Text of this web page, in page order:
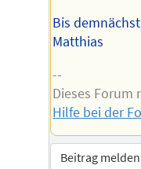
Bis demnächst
Matthias
--
Dieses
Hilfe bei der
Beitrag melden